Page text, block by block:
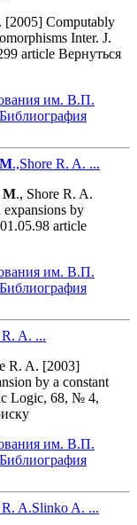
[2005] Computably
Inter. J.
article Вернуться
им. В.П.
Библиография
M.,Shore R. A. ...
M., Shore R. A.
expansions by
article
им. В.П.
Библиография
R. A. ...
R. A. [2003]
by a constant
Logic, 68, № 4,
им. В.П.
Библиография
R. A.Slinko A. ...